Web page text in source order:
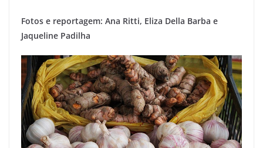
Fotos e reportagem: Ana Ritti, Eliza Della Barba e
Jaqueline Padilha